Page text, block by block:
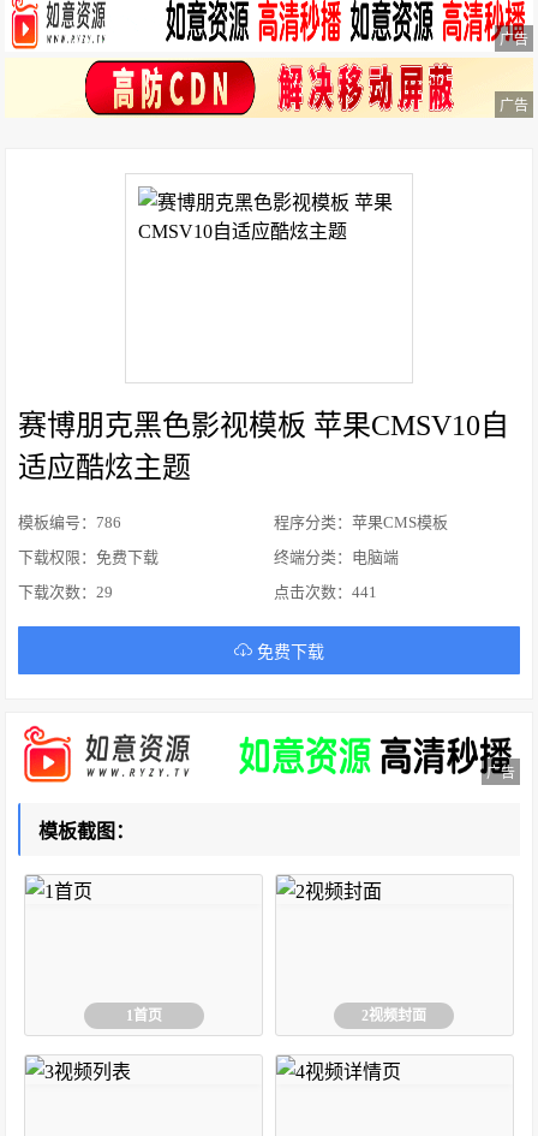
广告
广告
​赛博朋克黑色影视模板 苹果CMSV10自
适应酷炫主题
程序分类：苹果CMS模板
模板编号：786
终端分类：电脑端
下载权限：免费下载
点击次数：441
下载次数： 29
免费下载
广告
模板截图：
1首页 2视频封面